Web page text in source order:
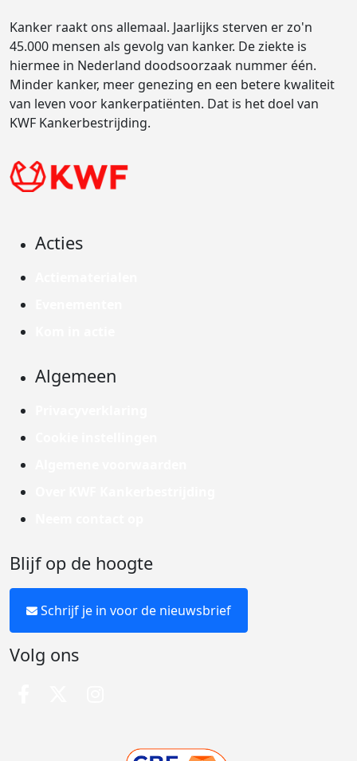
Kanker raakt ons allemaal. Jaarlijks sterven er zo'n
45.000 mensen als gevolg van kanker. De ziekte is
hiermee in Nederland doodsoorzaak nummer één.
Minder kanker, meer genezing en een betere kwaliteit
van leven voor kankerpatiënten. Dat is het doel van
KWF Kankerbestrijding.
Acties
Algemeen
Blijf op de hoogte
Schrijf je in voor de nieuwsbrief
Volg ons